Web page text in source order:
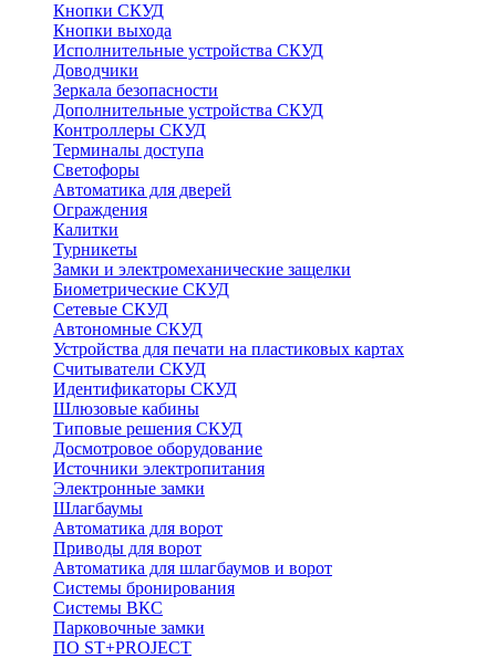
Кнопки СКУД
Кнопки выхода
Исполнительные устройства СКУД
Доводчики
Зеркала безопасности
Дополнительные устройства СКУД
Контроллеры СКУД
Терминалы доступа
Светофоры
Автоматика для дверей
Ограждения
Калитки
Турникеты
Замки и электромеханические защелки
Биометрические СКУД
Сетевые СКУД
Автономные СКУД
Устройства для печати на пластиковых картах
Считыватели СКУД
Идентификаторы СКУД
Шлюзовые кабины
Типовые решения СКУД
Досмотровое оборудование
Источники электропитания
Электронные замки
Шлагбаумы
Автоматика для ворот
Приводы для ворот
Автоматика для шлагбаумов и ворот
Системы бронирования
Системы ВКС
Парковочные замки
ПО ST+PROJECT